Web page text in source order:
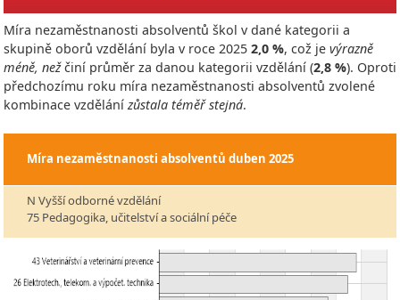
Míra nezaměstnanosti absolventů škol v dané kategorii a
skupině oborů vzdělání byla v roce 2025 2,0 %, což je výrazně
méně, nežčiní průměr za danou kategorii vzdělání (2,8 %). Oproti
předchozímu roku míra nezaměstnanosti absolventů zvolené
kombinace vzdělánízůstala téměř stejná.
Míra nezaměstnanosti absolventů duben 2025
N Vyšší odborné vzdělání
75 Pedagogika, učitelství a sociální péče